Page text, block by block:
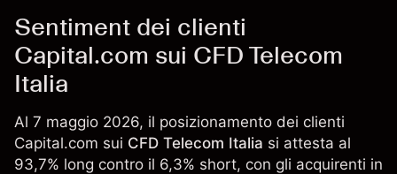
Sentiment dei clienti
Capital.com sui CFD Telecom
Italia
Al 7 maggio 2026, il posizionamento dei clienti
Capital.com sui CFD Telecom Italia si attesta al
93,7% long contro il 6,3% short, con gli acquirenti in